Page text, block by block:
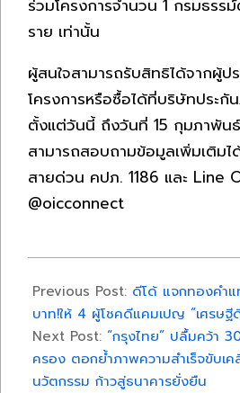
ร่วมโครงการจำนวน 1 กรมธรร
ราย เท่านั้น
ผู้สนใจสามารถรับสิทธิได้จากผู้ป
โครงการหรือซื้อได้ที่บริษัทประกั
ตั้งแต่วันนี้ ถึงวันที่ 15 กุมภาพัน
สามารถสอบถามข้อมูลเพิ่มเติม
สายด่วน คปภ. 1186 และ Line
@oicconnect
12-
28
Previous Post: ดีโด้ แจกทองคำ
บาท!ให้ 4 ผู้โชคดีแคมเปญ “เศรษฐี
Next Post: “กรุงไทย” ปลื้มคว้า
ครอง ตอกย้ำภาพความสำเร็จขับเ
นวัตกรรม ก้าวสู่ธนาคารยั่งยืน